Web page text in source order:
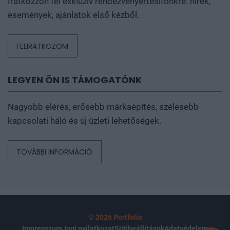
események, ajánlatok első kézből.
FELIRATKOZOM
LEGYEN ÖN IS TÁMOGATÓNK
Nagyobb elérés, erősebb márkaépítés, szélesebb
kapcsolati háló és új üzleti lehetőségek.
TOVÁBBI INFORMÁCIÓ
© 2026 Portfolio